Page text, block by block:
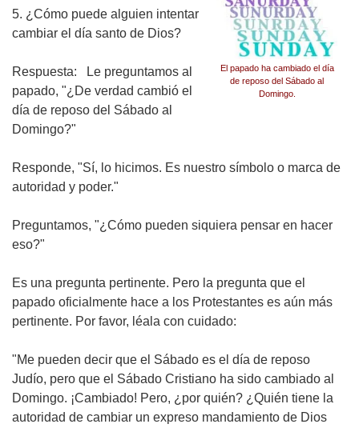
El papado ha cambiado el día
de reposo del Sábado al
Domingo.
5. ¿Cómo puede alguien intentar
cambiar el día santo de Dios?
Respuesta: Le preguntamos al
papado, "¿De verdad cambió el
día de reposo del Sábado al
Domingo?"
Responde, "Sí, lo hicimos. Es nuestro símbolo o marca de
autoridad y poder."
Preguntamos, "¿Cómo pueden siquiera pensar en hacer
eso?"
Es una pregunta pertinente. Pero la pregunta que el
papado oficialmente hace a los Protestantes es aún más
pertinente. Por favor, léala con cuidado:
"Me pueden decir que el Sábado es el día de reposo
Judío, pero que el Sábado Cristiano ha sido cambiado al
Domingo. ¡Cambiado! Pero, ¿por quién? ¿Quién tiene la
autoridad de cambiar un expreso mandamiento de Dios